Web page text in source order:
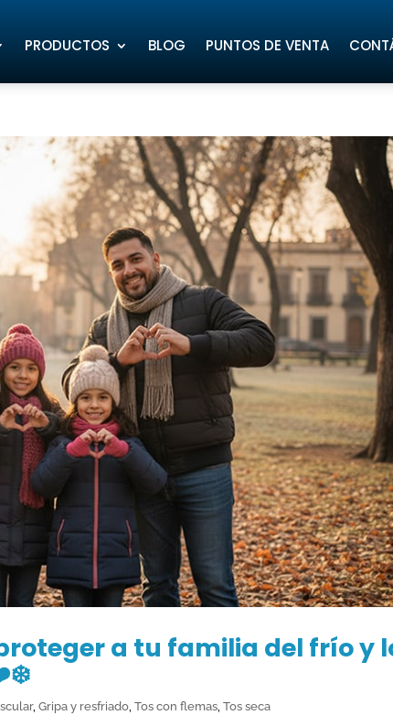
PRODUCTOS BLOG PUNTOS DE VENTA
a tu familia del frío y
,Gripa y resfriado ,Tos con flemas ,Tos seca